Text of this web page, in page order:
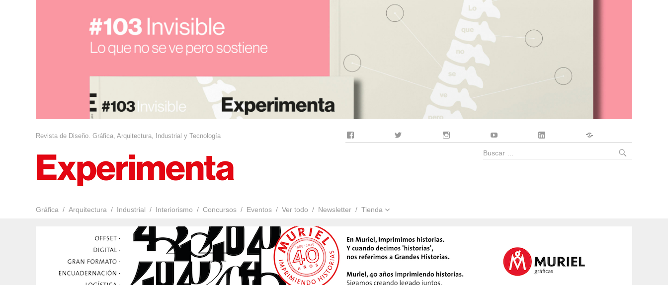
Revista de Diseño. Gráfica, Arquitectura, Industrial y Tecnología
Gráfica Arquitectura Industrial Interiorismo Concursos Eventos Ver todo Newsletter Tienda
Buscar